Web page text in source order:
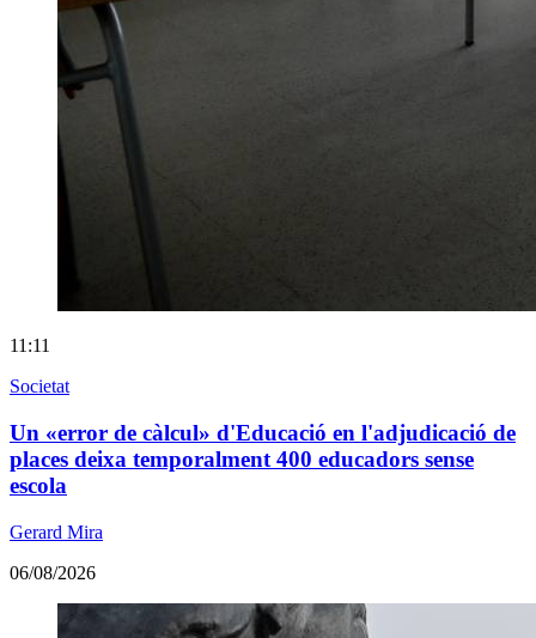
11:11
Societat
Un «error de càlcul» d'Educació en l'adjudicació de
places deixa temporalment 400 educadors sense
escola
Gerard Mira
06/08/2026